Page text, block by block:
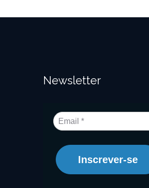
Newsletter
Inscrever-se